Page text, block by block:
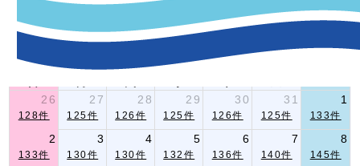
-イベント指定条件検索-
翌月
2026年 8月
26
27 28 29 30 31 1
128件 125件 126件 125件 126件 125件 133件
2 3 4 5 6 7 8
133件 130件 130件 132件 136件 140件 145件